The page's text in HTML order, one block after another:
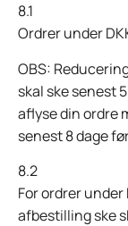
8.1
Ordrer under
OBS:
skal ske senest
aflyse din ordre
senest 8 dage
8.2
For ordrer
afbestilling ske